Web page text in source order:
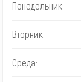
Понедельник:
Вторник:
Среда: